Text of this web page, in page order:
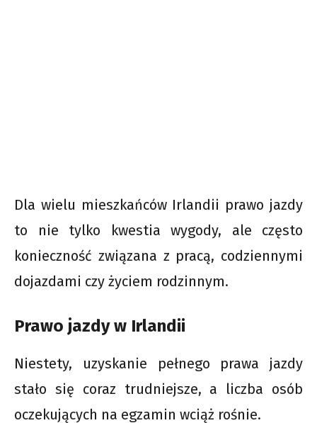
Dla wielu mieszkańców Irlandii prawo jazdy
to nie tylko kwestia wygody, ale często
konieczność związana z pracą, codziennymi
dojazdami czy życiem rodzinnym.
Prawo jazdy w Irlandii
Niestety, uzyskanie pełnego prawa jazdy
stało się coraz trudniejsze, a liczba osób
oczekujących na egzamin wciąż rośnie.